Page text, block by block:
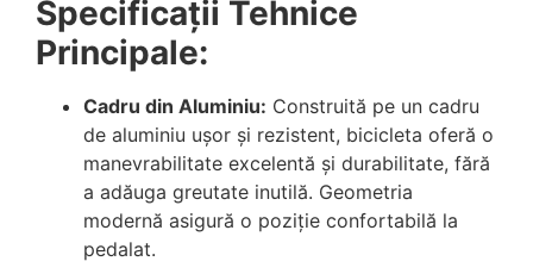
Specificații Tehnice
Principale:
Cadru din Aluminiu: Construită pe un cadru
de aluminiu ușor și rezistent, bicicleta oferă o
manevrabilitate excelentă și durabilitate, fără
a adăuga greutate inutilă. Geometria
modernă asigură o poziție confortabilă la
pedalat.